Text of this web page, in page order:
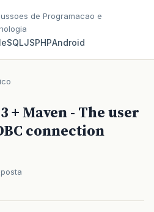
de Programacao e
SQLJSPHPAndroid
+ Maven - The user
connection